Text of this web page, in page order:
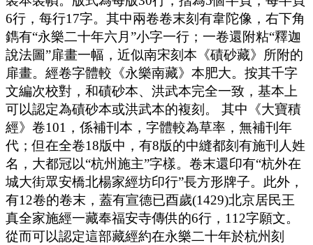
6行，每行17字。其中兩卷卷末刻有韋陀像，右下角
鐫有“永樂二十年六月”小字一行；一卷還附粘“釋迦
說法圖”扉畫一幅，近似南宋刻本《磧砂藏》所附的
扉畫。經卷字體較《永樂南藏》本肥大。按其千字
文編次校對，和磧砂本、洪武本完全一致，基本上
可以認定為磧砂本或洪武本的複刻。 其中《大寶積
經》卷101，係補刊本，字體較為草率，無補刊年
代；但在全卷18版中，有8版的中縫都刻有施刊人姓
名，大都冠以“杭州施主”字樣。卷末還印有“杭外在
城大街眾安橋北楊家經坊印行”長方形牌子。此外，
有12卷的卷末，蓋有宣德已酉歲(1429)北京居民王
真全家施經一藏奉福安寺傳供的6行，112字願文。
從而可以認定這部藏經約在永樂二十年於杭州刻